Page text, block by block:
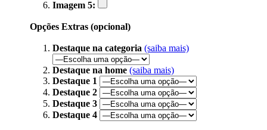
Imagem 5:
Opções Extras (opcional)
Destaque na categoria (saiba mais)
Destaque na home (saiba mais)
Destaque 1
Destaque 2
Destaque 3
Destaque 4